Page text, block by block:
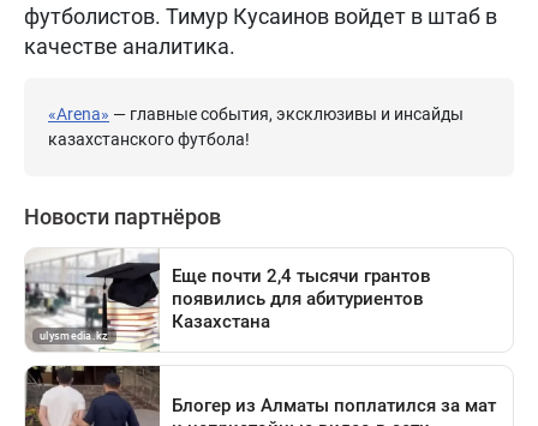
футболистов. Тимур Кусаинов войдет в штаб в
качестве аналитика.
«Arena» — главные события, эксклюзивы и инсайды
казахстанского футбола!